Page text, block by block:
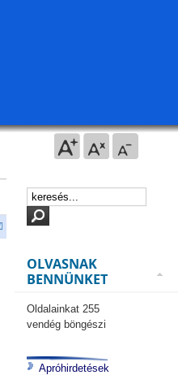
OLVASNAK
BENNÜNKET
Oldalainkat 255
vendég böngészi
Apróhirdetések